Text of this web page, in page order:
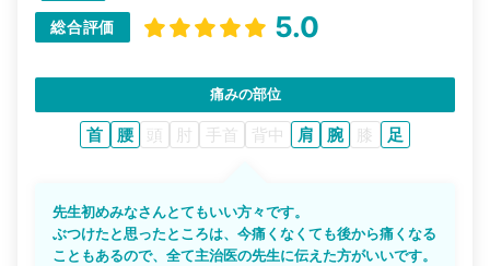
総合評価 5.0
痛みの部位
首 腰 頭 肘 手首 背中 肩 腕 膝 足
先生初めみなさんとてもいい方々です。
ぶつけたと思ったところは、今痛くなくても後から痛くなる
こともあるので、全て主治医の先生に伝えた方がいいです。